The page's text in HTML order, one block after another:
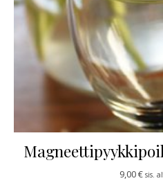
9,00€ sis.